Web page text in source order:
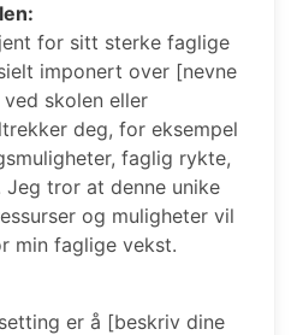
for sitt sterke faglige
imponert over [nevne
skolen eller
deg, for eksempel
faglig rykte,
Jeg tror at denne unike
og muligheter vil
min faglige vekst.
er å [beskriv dine